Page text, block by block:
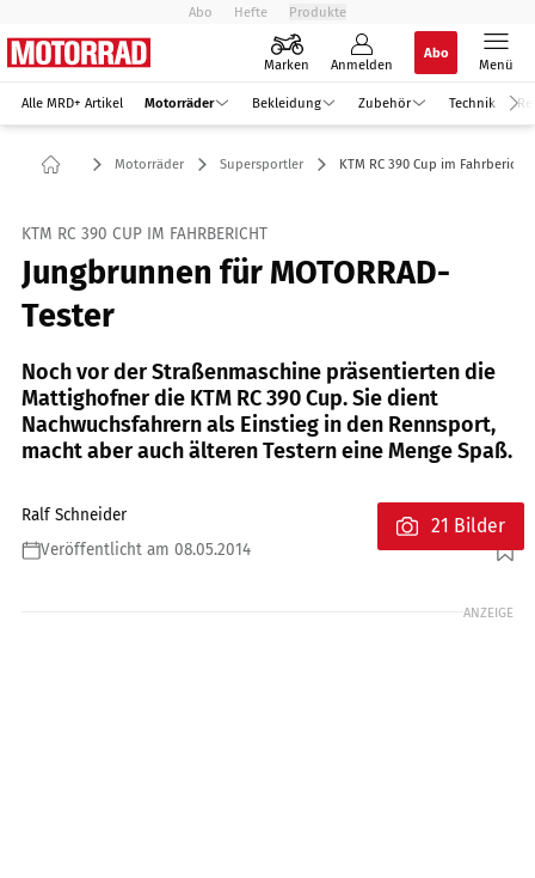
Abo Hefte Produkte
Marken Anmelden
Abo
Menü
Alle MRD+ Artikel Motorräder Bekleidung Zubehör Technik
Motorräder Supersportler KTM RC 390 Cup im Fahrbericht
KTM RC 390 CUP IM FAHRBERICHT
Jungbrunnen für MOTORRAD-
Tester
Noch vor der Straßenmaschine präsentierten die
Mattighofner die KTM RC 390 Cup. Sie dient
Nachwuchsfahrern als Einstieg in den Rennsport,
macht aber auch älteren Testern eine Menge Spaß.
Ralf Schneider
Veröffentlicht am 08.05.2014
Foto: KTM
21 Bilder
ANZEIGE